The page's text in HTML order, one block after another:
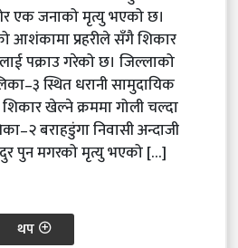
एक जनाको मृत्यु भएको छ।
आशंकामा प्रहरीले सँगै शिकार
पक्राउ गरेको छ। जिल्लाको
स्थित धरानी सामुदायिक
खेल्ने क्रममा गोली चल्दा
बराहडुंगा निवासी अन्दाजी
पुन मगरको मृत्यु भएको […]
थप